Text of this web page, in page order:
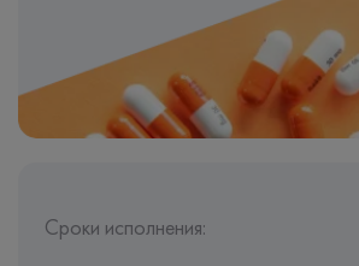
Сроки исполнения: